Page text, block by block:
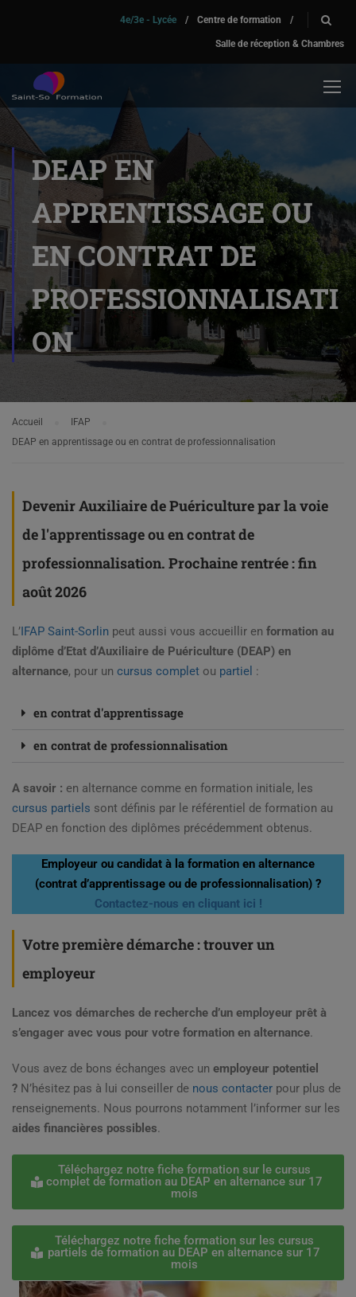
4e/3e - Lycée / Centre de formation /
Salle de réception & Chambres
DEAP EN
APPRENTISSAGE OU
EN CONTRAT DE
PROFESSIONNALISATI
ON
Accueil
IFAP
DEAP en apprentissage ou en contrat de professionnalisation
Devenir Auxiliaire de Puériculture par la voie
de l'apprentissage ou en contrat de
professionnalisation. Prochaine rentrée : fin
août 2026
L’IFAP Saint-Sorlin peut aussi vous accueillir en formation au
diplôme d’Etat d’Auxiliaire de Puériculture (DEAP) en
alternance, pour un cursus complet ou partiel :
en contrat d'apprentissage
en contrat de professionnalisation
A savoir : en alternance comme en formation initiale, les
cursus partiels sont définis par le référentiel de formation au
DEAP en fonction des diplômes précédemment obtenus.
Employeur ou candidat à la formation en alternance
(contrat d’apprentissage ou de professionnalisation) ?
Contactez-nous en cliquant ici !
Votre première démarche : trouver un
employeur
Lancez vos démarches de recherche d’un employeur prêt à
s’engager avec vous pour votre formation en alternance.
Vous avez de bons échanges avec un employeur potentiel
? N’hésitez pas à lui conseiller de nous contacter pour plus de
renseignements. Nous pourrons notamment l’informer sur les
aides financières possibles.
Téléchargez notre fiche formation sur le cursus
complet de formation au DEAP en alternance sur 17
mois
Téléchargez notre fiche formation sur les cursus
partiels de formation au DEAP en alternance sur 17
mois